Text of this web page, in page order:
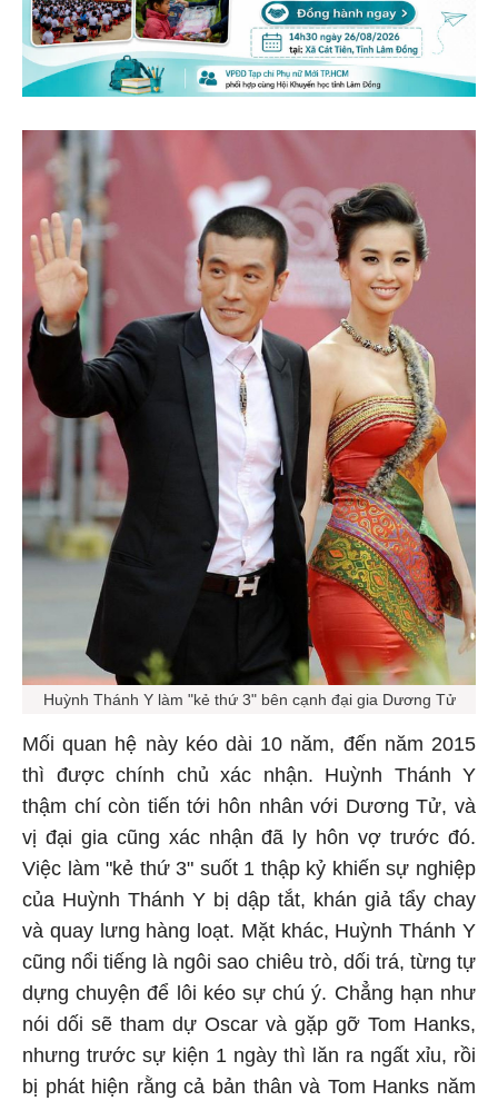
Huỳnh Thánh Y làm "kẻ thứ 3" bên cạnh đại gia Dương Tử
Mối quan hệ này kéo dài 10 năm, đến năm 2015
thì được chính chủ xác nhận. Huỳnh Thánh Y
thậm chí còn tiến tới hôn nhân với Dương Tử, và
vị đại gia cũng xác nhận đã ly hôn vợ trước đó.
Việc làm "kẻ thứ 3" suốt 1 thập kỷ khiến sự nghiệp
của Huỳnh Thánh Y bị dập tắt, khán giả tẩy chay
và quay lưng hàng loạt. Mặt khác, Huỳnh Thánh Y
cũng nổi tiếng là ngôi sao chiêu trò, dối trá, từng tự
dựng chuyện để lôi kéo sự chú ý. Chẳng hạn như
nói dối sẽ tham dự Oscar và gặp gỡ Tom Hanks,
nhưng trước sự kiện 1 ngày thì lăn ra ngất xỉu, rồi
bị phát hiện rằng cả bản thân và Tom Hanks năm